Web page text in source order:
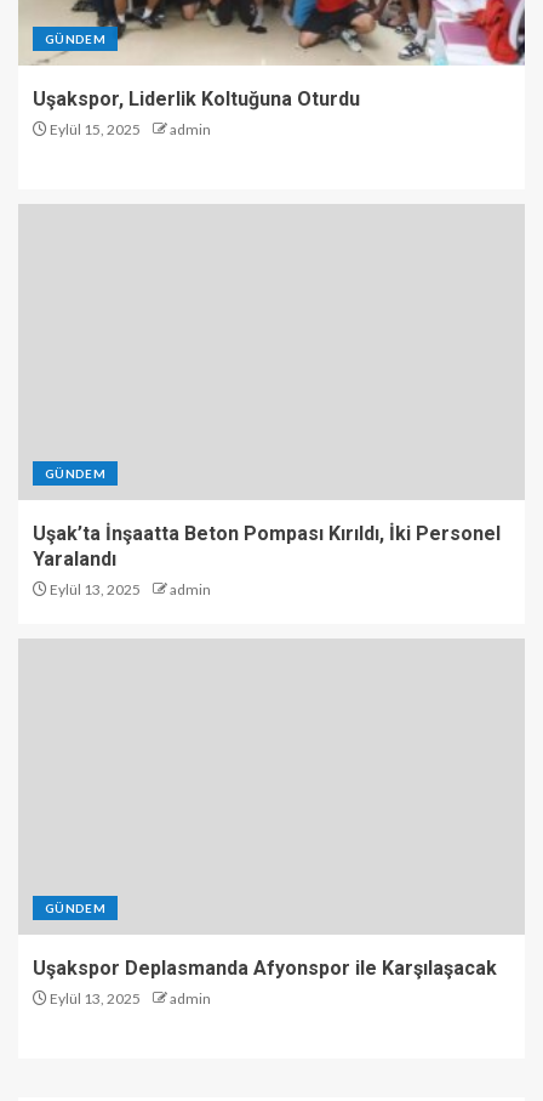
GÜNDEM
Uşakspor, Liderlik Koltuğuna Oturdu
Eylül 15, 2025 admin
GÜNDEM
Uşak’ta İnşaatta Beton Pompası Kırıldı, İki Personel
Yaralandı
Eylül 13, 2025 admin
GÜNDEM
Uşakspor Deplasmanda Afyonspor ile Karşılaşacak
Eylül 13, 2025 admin